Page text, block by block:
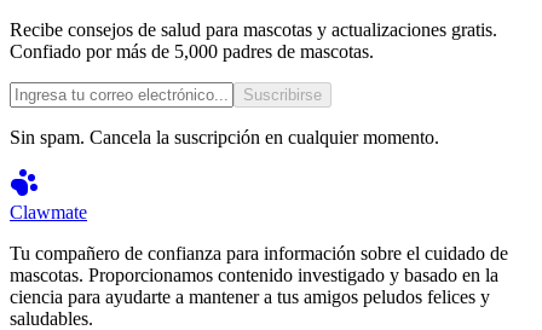
Recibe consejos de salud para mascotas y actualizaciones gratis.
Confiado por más de 5,000 padres de mascotas.
Suscribirse
Sin spam. Cancela la suscripción en cualquier momento.
Clawmate
Tu compañero de confianza para información sobre el cuidado de
mascotas. Proporcionamos contenido investigado y basado en la
ciencia para ayudarte a mantener a tus amigos peludos felices y
saludables.